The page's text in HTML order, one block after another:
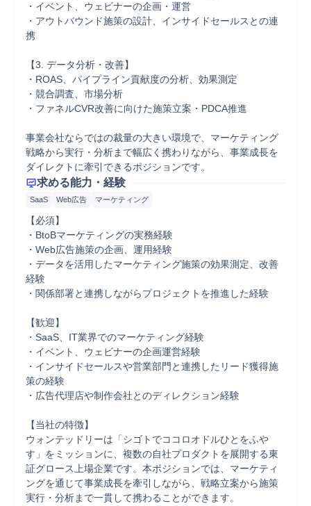
・イベント、ウェビナーの企画・運営
・アウトバウンド施策の設計、インサイドセールスとの連
携
【3. データ分析・改善】
・ROAS、パイプライン貢献度の分析、効果測定
・競合調査、市場分析
・ファネルCVR改善に向けた施策立案・PDCA推進
事業会社ならではの裁量の大きい環境で、マーケティング
戦略から実行・分析まで幅広く携わりながら、事業成長を
ダイレクトに牽引できるポジションです。
求める能力・経験
SaaS Web広告 マーケティング
【必須】
・BtoBマーケティングの実務経験
・Web広告施策の企画、運用経験
・データを活用したマーケティング施策の効果測定、改善
経験
・関係部署と連携しながらプロジェクトを推進した経験
【歓迎】
・SaaS、IT業界でのマーケティング経験
・イベント、ウェビナーの企画運営経験
・インサイドセールスや営業部門と連携したリード獲得施
策の経験
・広告代理店や制作会社とのディレクション経験
【当社の特徴】
ウォンテッドリーは「シゴトでココロオドルひとをふや
す」をミッションに、複数の自社プロダクトを展開する東
証グロース上場企業です。本ポジションでは、マーケティ
ングを通じて事業成長を牽引しながら、戦略立案から施策
実行・分析まで一貫して携わることができます。